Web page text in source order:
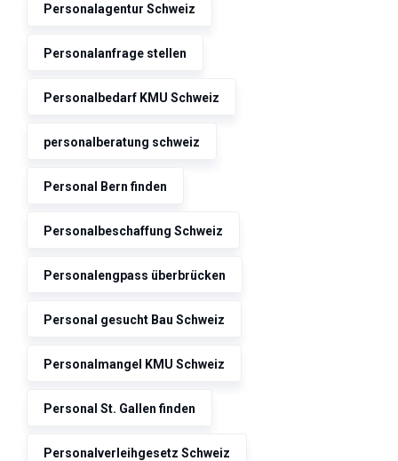
Personalagentur Schweiz
Personalanfrage stellen
Personalbedarf KMU Schweiz
personalberatung schweiz
Personal Bern finden
Personalbeschaffung Schweiz
Personalengpass überbrücken
Personal gesucht Bau Schweiz
Personalmangel KMU Schweiz
Personal St. Gallen finden
Personalverleihgesetz Schweiz